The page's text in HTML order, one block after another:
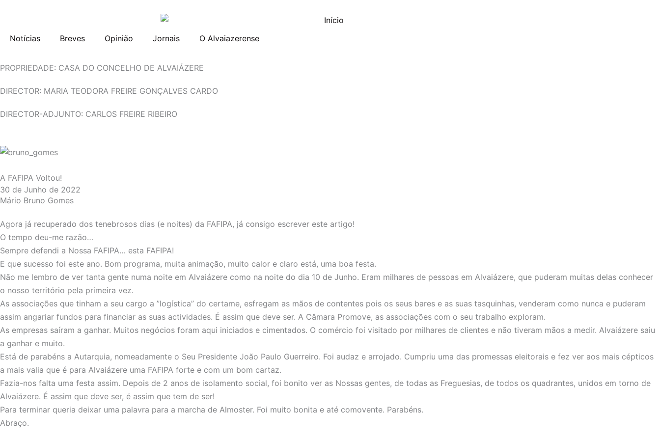
content
Notícias Breves Opinião Jornais O Alvaiazerense
PROPRIEDADE: CASA DO CONCELHO DE ALVAIÁZERE
DIRECTOR: MARIA TEODORA FREIRE GONÇALVES CARDO
DIRECTOR-ADJUNTO: CARLOS FREIRE RIBEIRO
A FAFIPA Voltou!
30 de Junho de 2022
Mário Bruno Gomes
Agora já recuperado dos tenebrosos dias (e noites) da FAFIPA, já consigo escrever este artigo!
O tempo deu-me razão…
Sempre defendi a Nossa FAFIPA… esta FAFIPA!
E que sucesso foi este ano. Bom programa, muita animação, muito calor e claro está, uma boa festa.
Não me lembro de ver tanta gente numa noite em Alvaiázere como na noite do dia 10 de Junho. Eram milhares de pessoas em Alvaiázere, que puderam muitas delas conhecer
o nosso território pela primeira vez.
As associações que tinham a seu cargo a ”logística” do certame, esfregam as mãos de contentes pois os seus bares e as suas tasquinhas, venderam como nunca e puderam
assim angariar fundos para financiar as suas actividades. É assim que deve ser. A Câmara Promove, as associações com o seu trabalho exploram.
As empresas saíram a ganhar. Muitos negócios foram aqui iniciados e cimentados. O comércio foi visitado por milhares de clientes e não tiveram mãos a medir. Alvaiázere saiu
a ganhar e muito.
Está de parabéns a Autarquia, nomeadamente o Seu Presidente João Paulo Guerreiro. Foi audaz e arrojado. Cumpriu uma das promessas eleitorais e fez ver aos mais cépticos
a mais valia que é para Alvaiázere uma FAFIPA forte e com um bom cartaz.
Fazia-nos falta uma festa assim. Depois de 2 anos de isolamento social, foi bonito ver as Nossas gentes, de todas as Freguesias, de todos os quadrantes, unidos em torno de
Alvaiázere. É assim que deve ser, é assim que tem de ser!
Para terminar queria deixar uma palavra para a marcha de Almoster. Foi muito bonita e até comovente. Parabéns.
Abraço.